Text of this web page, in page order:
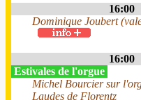
16:00
Dominique Joubert
16:00
Estivales de l'orgue
Michel Bourcier sur
Laudes de Florentz